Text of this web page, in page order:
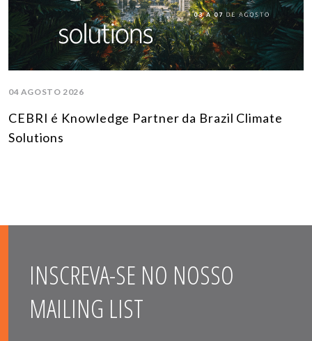
04 AGOSTO 2026
CEBRI é Knowledge Partner da Brazil Climate
Solutions
INSCREVA-SE NO NOSSO
MAILING LIST